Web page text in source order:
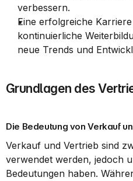
verbessern.
Eine erfolgreiche
kontinuierliche
neue Trends und
Grundlagen des
Die Bedeutung von Verkauf
Verkauf und Vertrieb sind
verwendet werden, jedoch
Bedeutungen haben.